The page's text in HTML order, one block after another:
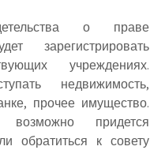
о праве
зарегистрировать
учреждениях.
недвижимость,
прочее имущество.
возможно придется
обратиться к совету